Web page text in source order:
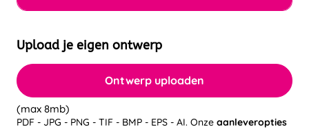
Upload je eigen ontwerp
Ontwerp uploaden
(max 8mb)
PDF - JPG - PNG - TIF - BMP - EPS - AI. Onze aanleveropties